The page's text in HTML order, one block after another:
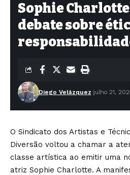
Sophie
debate sobre
Diego Velázquez julho 21,
O Sindicato dos Artistas e
Diversão voltou a chamar a
classe artística ao emitir uma
atriz Sophie Charlotte. A